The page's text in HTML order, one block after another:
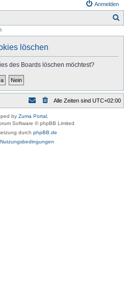
Anmelden
löschen
des Boards löschen möchtest?
Alle Zeiten sind UTC+02:00
by Zuma Portal,
Software © phpBB Limited
durch phpBB.de
Nutzungsbedingungen